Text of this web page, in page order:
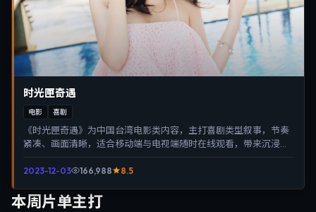
时光匣奇遇
电影 喜剧
《时光匣奇遇》为中国台湾电影类内容，主打喜剧类型叙事，节奏
紧凑、画面清晰，适合移动端与电视端随时在线观看，带来沉浸式
2023-12-03 166,988 8.5
本周片单主打